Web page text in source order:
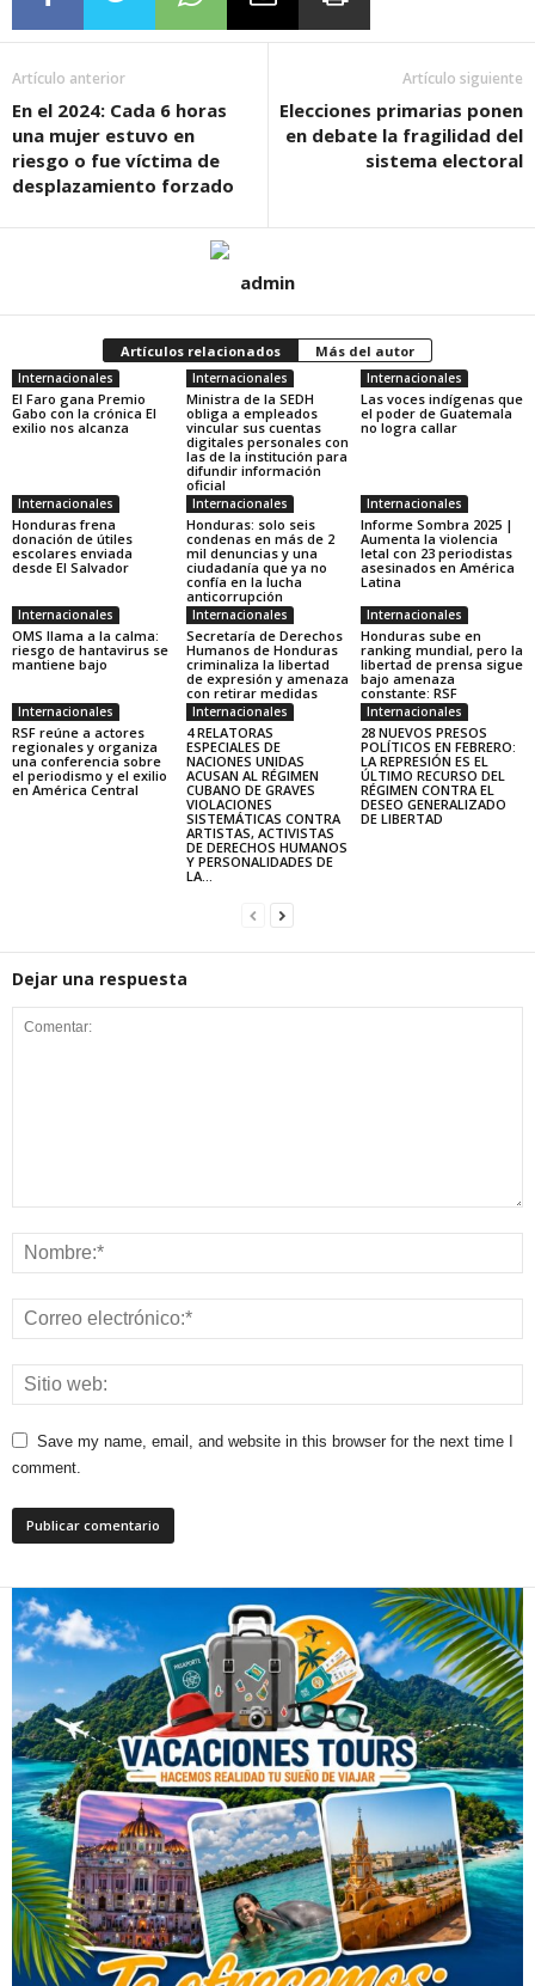
Artículo anterior
En el 2024: Cada 6 horas
una mujer estuvo en
riesgo o fue víctima de
desplazamiento forzado
Artículo siguiente
Elecciones primarias ponen
en debate la fragilidad del
sistema electoral
admin
Artículos relacionados Más del autor
Internacionales
El Faro gana Premio
Gabo con la crónica El
exilio nos alcanza
Internacionales
Ministra de la SEDH
obliga a empleados
vincular sus cuentas
digitales personales con
las de la institución para
difundir información
oficial
Internacionales
Las voces indígenas que
el poder de Guatemala
no logra callar
Internacionales
Honduras frena
donación de útiles
escolares enviada
desde El Salvador
Internacionales
Honduras: solo seis
condenas en más de 2
mil denuncias y una
ciudadanía que ya no
confía en la lucha
anticorrupción
Internacionales
Informe Sombra 2025 |
Aumenta la violencia
letal con 23 periodistas
asesinados en América
Latina
Internacionales
OMS llama a la calma:
riesgo de hantavirus se
mantiene bajo
Internacionales
Secretaría de Derechos
Humanos de Honduras
criminaliza la libertad
de expresión y amenaza
con retirar medidas
Internacionales
Honduras sube en
ranking mundial, pero la
libertad de prensa sigue
bajo amenaza
constante: RSF
Internacionales
RSF reúne a actores
regionales y organiza
una conferencia sobre
el periodismo y el exilio
en América Central
Internacionales
4 RELATORAS
ESPECIALES DE
NACIONES UNIDAS
ACUSAN AL RÉGIMEN
CUBANO DE GRAVES
VIOLACIONES
SISTEMÁTICAS CONTRA
ARTISTAS, ACTIVISTAS
DE DERECHOS HUMANOS
Y PERSONALIDADES DE
LA...
Internacionales
28 NUEVOS PRESOS
POLÍTICOS EN FEBRERO:
LA REPRESIÓN ES EL
ÚLTIMO RECURSO DEL
RÉGIMEN CONTRA EL
DESEO GENERALIZADO
DE LIBERTAD
Dejar una respuesta
Save my name, email, and website in this browser for the next time I
comment.